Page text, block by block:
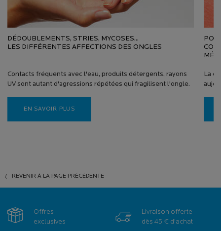
DÉDOUBLEMENTS, STRIES, MYCOSES...
LES DIFFÉRENTES AFFECTIONS DES ONGLES
Contacts fréquents avec l'eau, produits détergents, rayons
UV sont autant d'agressions répétées qui fragilisent l'ongle.
EN SAVOIR PLUS
La
REVENIR À LA PAGE PRÉCÉDENTE
Offres
exclusives
Livraison offerte
dès 45 € d'achat